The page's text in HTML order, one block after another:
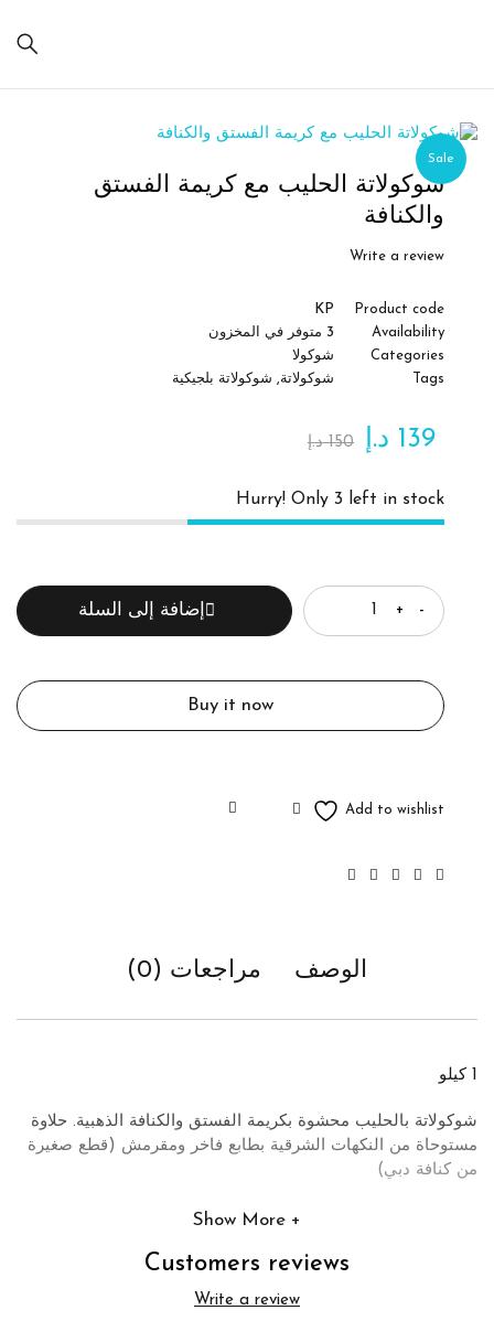
Sale
شوكولاتة الحليب مع كريمة الفستق
والكنافة
Write a review
Product code
KP
Availability
3 متوفر في المخزون
Categories
شوكولا
Tags
شوكولاتة, شوكولاتة بلجيكية
150 د.إ 139 د.إ
Hurry! Only 3 left in stock
إضافة إلى السلة
Buy it now
الوصف مراجعات (0)
1 كيلو
شوكولاتة بالحليب محشوة بكريمة الفستق والكنافة الذهبية. حلاوة
مستوحاة من النكهات الشرقية بطابع فاخر ومقرمش (قطع صغيرة
من كنافة دبي)
Show More
Customers reviews
Write a review